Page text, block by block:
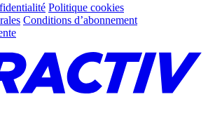
Politique cookies
Conditions d’abonnement